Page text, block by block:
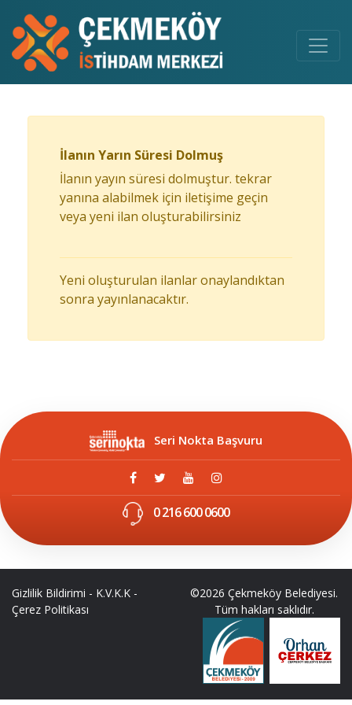
İlanın Yarın Süresi Dolmuş
İlanın yayın süresi dolmuştur. tekrar
yanına alabilmek için iletişime geçin
veya yeni ilan oluşturabilirsiniz
Yeni oluşturulan ilanlar onaylandıktan
sonra yayınlanacaktır.
Seri Nokta Başvuru
0 216 600 0600
Gizlilik Bildirimi - K.V.K.K -
Çerez Politikası
©2026 Çekmeköy Belediyesi.
Tüm hakları saklıdır.